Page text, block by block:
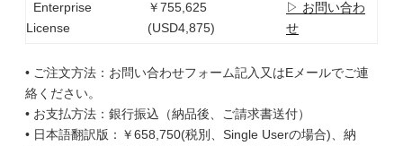
Enterprise
License
￥755,625
(USD4,875)
▷ お問い合わ
せ
• ご注文方法：お問い合わせフォーム記入又はEメールでご連
絡ください。
• お支払方法：銀行振込（納品後、ご請求書送付）
• 日本語翻訳版：￥658,750(税別、Single Userの場合)、納